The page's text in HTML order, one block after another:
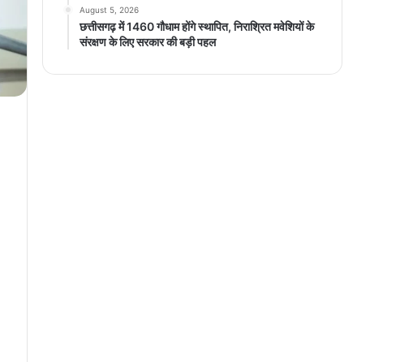
August 5, 2026
छत्तीसगढ़ में 1460 गौधाम होंगे स्थापित, निराश्रित मवेशियों के
संरक्षण के लिए सरकार की बड़ी पहल